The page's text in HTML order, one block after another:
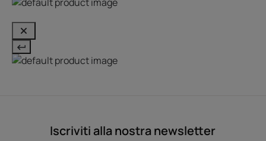
Iscriviti alla nostra newsletter